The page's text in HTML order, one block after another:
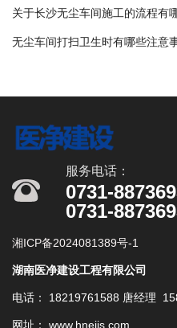
关于长沙无尘车间施工的流程有
无尘车间打扫卫生时有哪些注意
服务电话：
0731-
0731-
湘ICP备2024081389号-1
湖南医净建设工程有限公司
电话： 18219761588 唐经理
网址： www.hnejjs.com